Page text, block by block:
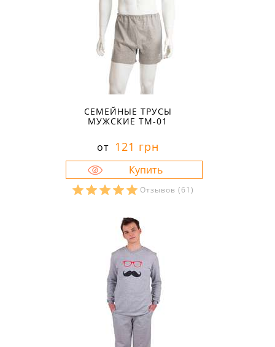
СЕМЕЙНЫЕ ТРУСЫ
МУЖСКИЕ ТМ-01
от 121 грн
Отзывов (61)
44